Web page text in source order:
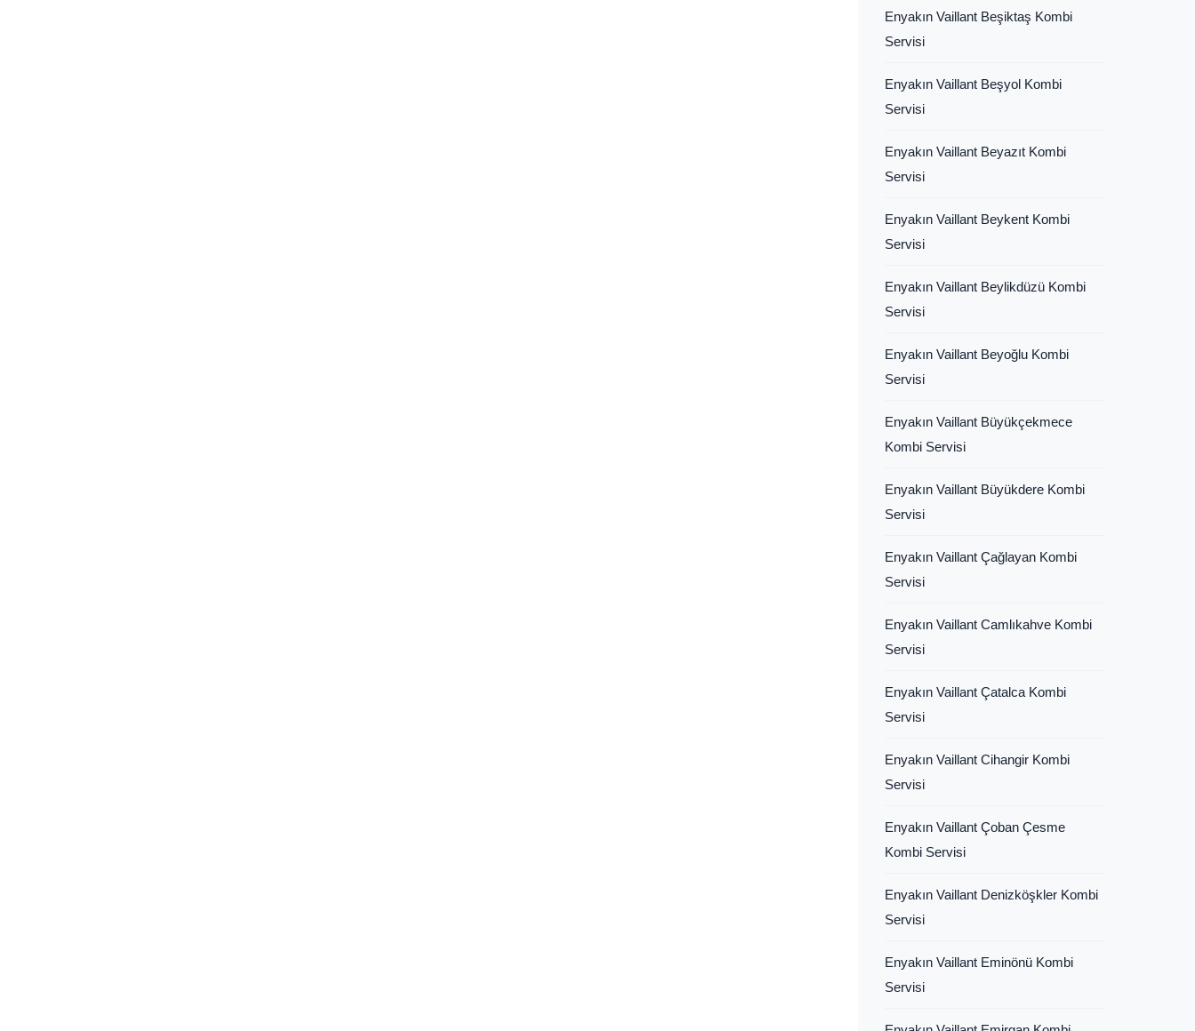
Enyakın Vaillant Beşiktaş Kombi
Servisi
Enyakın Vaillant Beşyol Kombi
Servisi
Enyakın Vaillant Beyazıt Kombi
Servisi
Enyakın Vaillant Beykent Kombi
Servisi
Enyakın Vaillant Beylikdüzü Kombi
Servisi
Enyakın Vaillant Beyoğlu Kombi
Servisi
Enyakın Vaillant Büyükçekmece
Kombi Servisi
Enyakın Vaillant Büyükdere Kombi
Servisi
Enyakın Vaillant Çağlayan Kombi
Servisi
Enyakın Vaillant Camlıkahve Kombi
Servisi
Enyakın Vaillant Çatalca Kombi
Servisi
Enyakın Vaillant Cihangir Kombi
Servisi
Enyakın Vaillant Çoban Çesme
Kombi Servisi
Enyakın Vaillant Denizköşkler Kombi
Servisi
Enyakın Vaillant Eminönü Kombi
Servisi